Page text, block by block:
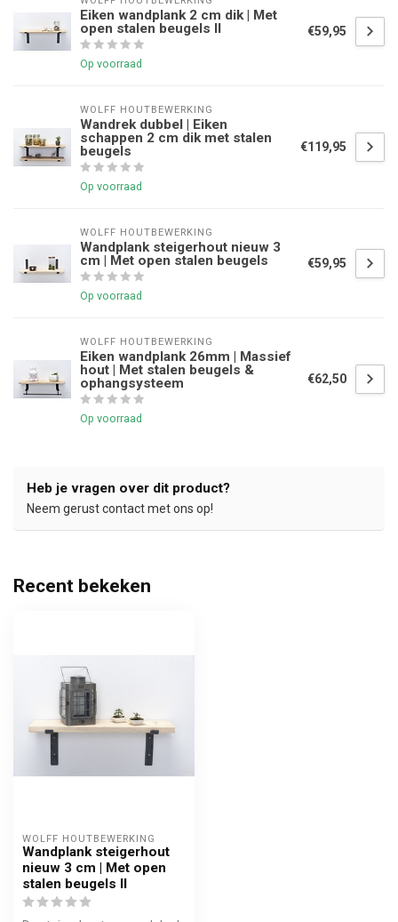
Eiken wandplank 2 cm dik | Met
open stalen beugels II
Op voorraad
€59,95
WOLFF HOUTBEWERKING
Wandrek dubbel | Eiken
schappen 2 cm dik met stalen
beugels
Op voorraad
€119,95
WOLFF HOUTBEWERKING
Wandplank steigerhout nieuw 3
cm | Met open stalen beugels
Op voorraad
€59,95
WOLFF HOUTBEWERKING
Eiken wandplank 26mm | Massief
hout | Met stalen beugels &
ophangsysteem
Op voorraad
€62,50
Heb je vragen over dit product?
Neem gerust contact met ons op!
Recent bekeken
WOLFF HOUTBEWERKING
Wandplank steigerhout
nieuw 3 cm | Met open
stalen beugels II